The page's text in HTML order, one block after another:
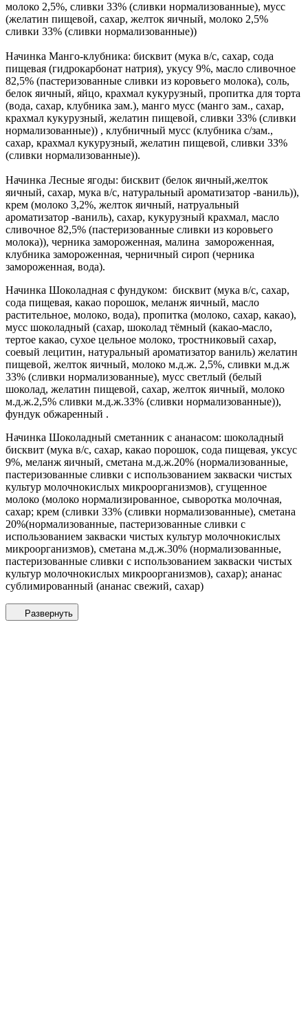
молоко 2,5%, сливки 33% (сливки нормализованные), мусс
(желатин пищевой, сахар, желток яичный, молоко 2,5%
сливки 33% (сливки нормализованные))
Начинка Манго-клубника: бисквит (мука в/с, сахар, сода
пищевая (гидрокарбонат натрия), укусу 9%, масло сливочное
82,5% (пастеризованные сливки из коровьего молока), соль,
белок яичный, яйцо, крахмал кукурузный, пропитка для торта
(вода, сахар, клубника зам.), манго мусс (манго зам., сахар,
крахмал кукурузный, желатин пищевой, сливки 33% (сливки
нормализованные)) , клубничный мусс (клубника с/зам.,
сахар, крахмал кукурузный, желатин пищевой, сливки 33%
(сливки нормализованные)).
Начинка Лесные ягоды: бисквит (белок яичный,желток
яичный, сахар, мука в/с, натуральный ароматизатор -ваниль)),
крем (молоко 3,2%, желток яичный, натруальный
ароматизатор -ваниль), сахар, кукурузный крахмал, масло
сливочное 82,5% (пастеризованные сливки из коровьего
молока)), черника замороженная, малина замороженная,
клубника замороженная, черничный сироп (черника
замороженная, вода).
Начинка Шоколадная с фундуком: бисквит (мука в/с, сахар,
сода пищевая, какао порошок, меланж яичный, масло
растительное, молоко, вода), пропитка (молоко, сахар, какао),
мусс шоколадный (сахар, шоколад тёмный (какао-масло,
тертое какао, сухое цельное молоко, тростниковый сахар,
соевый лецитин, натуральный ароматизатор ваниль) желатин
пищевой, желток яичный, молоко м.д.ж. 2,5%, сливки м.д.ж
33% (сливки нормализованные), мусс светлый (белый
шоколад, желатин пищевой, сахар, желток яичный, молоко
м.д.ж.2,5% сливки м.д.ж.33% (сливки нормализованные)),
фундук обжаренный .
Начинка Шоколадный сметанник с ананасом: шоколадный
бисквит (мука в/с, сахар, какао порошок, сода пищевая, уксус
9%, меланж яичный, сметана м.д.ж.20% (нормализованные,
пастеризованные сливки с использованием закваски чистых
культур молочнокислых микроорганизмов), сгущенное
молоко (молоко нормализированное, сыворотка молочная,
сахар; крем (сливки 33% (сливки нормализованные), сметана
20%(нормализованные, пастеризованные сливки с
использованием закваски чистых культур молочнокислых
микроорганизмов), сметана м.д.ж.30% (нормализованные,
пастеризованные сливки с использованием закваски чистых
культур молочнокислых микроорганизмов), сахар); ананас
сублимированный (ананас свежий, сахар)
Развернуть